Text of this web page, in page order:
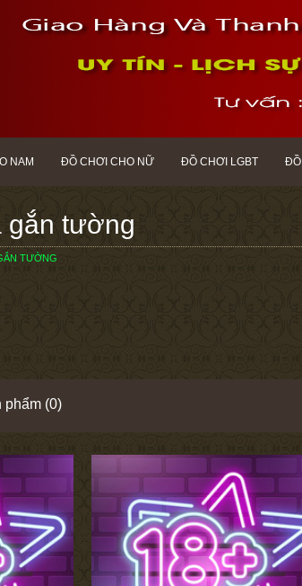
NAM ĐỒ CHƠI CHO NỮ ĐỒ CHƠI LGBT ĐỒ
gắn tường
TƯỜNG
phẩm (0)